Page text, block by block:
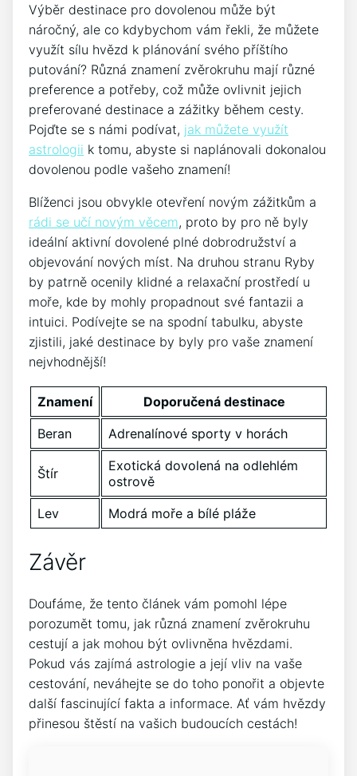
Výběr destinace pro dovolenou může být
náročný, ale co kdybychom vám řekli, že můžete
využít sílu hvězd k plánování svého příštího
putování? Různá znamení zvěrokruhu mají různé
preference a potřeby, což může ovlivnit jejich
preferované destinace a zážitky během cesty.
Pojďte se s námi podívat, jak můžete využít
astrologii k tomu, abyste si naplánovali dokonalou
dovolenou podle vašeho znamení!
Blíženci jsou obvykle otevření novým zážitkům a
rádi se učí novým věcem, proto by pro ně byly
ideální aktivní dovolené plné dobrodružství a
objevování nových míst. Na druhou stranu Ryby
by patrně ocenily klidné a relaxační prostředí u
moře, kde by mohly propadnout své fantazii a
intuici. Podívejte se na spodní tabulku, abyste
zjistili, jaké destinace by byly pro vaše znamení
nejvhodnější!
Znamení
Doporučená destinace
Beran
Adrenalínové sporty v horách
Štír
Exotická dovolená na odlehlém
ostrově
Lev
Modrá moře a bílé pláže
Závěr
Doufáme, že tento článek vám pomohl lépe
porozumět tomu, jak různá znamení zvěrokruhu
cestují a jak mohou být ovlivněna hvězdami.
Pokud vás zajímá astrologie a její vliv na vaše
cestování, neváhejte se do toho ponořit a objevte
další fascinující fakta a informace. Ať vám hvězdy
přinesou štěstí na vašich budoucích cestách!